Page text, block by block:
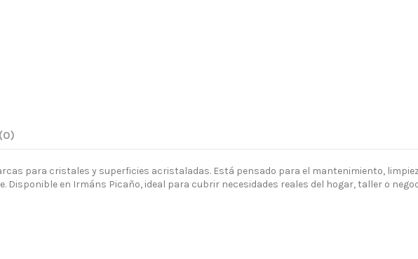
(0)
para cristales y superficies acristaladas. Está pensado para el mantenimiento,
en Irmáns Picaño, ideal para cubrir necesidades reales del hogar, taller o